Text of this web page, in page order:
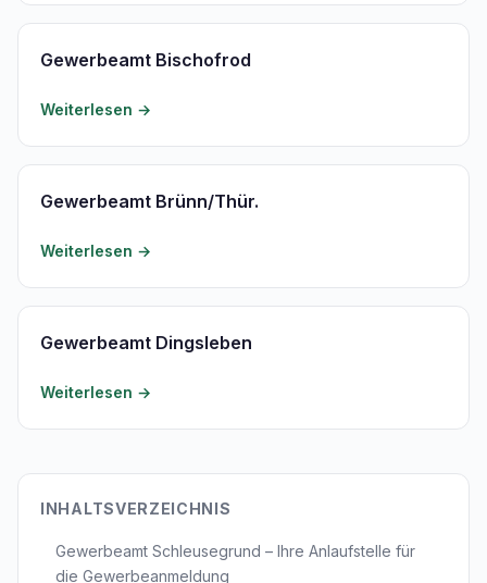
Gewerbeamt Bischofrod
Weiterlesen →
Gewerbeamt Brünn/Thür.
Weiterlesen →
Gewerbeamt Dingsleben
Weiterlesen →
INHALTSVERZEICHNIS
Gewerbeamt Schleusegrund – Ihre Anlaufstelle für
die Gewerbeanmeldung